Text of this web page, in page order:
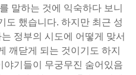
말하는 것에 익숙하다 보니
도 했습니다. 하지만 최근 성
정부의 시도에 어떻게 맞서
깨닫게 되는 것이기도 하지
야기들이 무궁무진 숨어있음